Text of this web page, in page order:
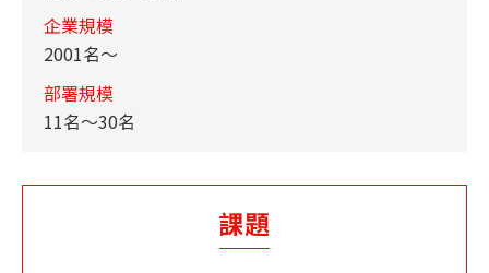
企業規模
2001名～
部署規模
11名～30名
課題